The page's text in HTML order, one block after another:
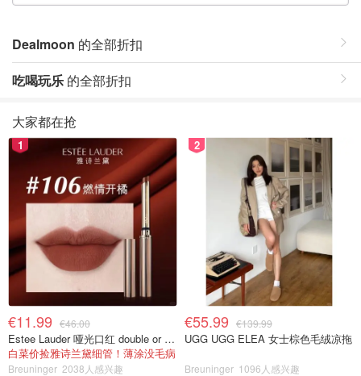
Dealmoon 的全部折扣
吃喝玩乐 的全部折扣
大家都在抢
1
€11.99 €46.00
Estee Lauder 哑光口红 double or nothing色号
白菜价捡雅诗兰黛细管！薄涂没毛病
Breuninger 2038人感兴趣
2
€55.99 €139.99
UGG UGG ELEA 女士棕色毛绒凉拖
Breuninger 1096人感兴趣